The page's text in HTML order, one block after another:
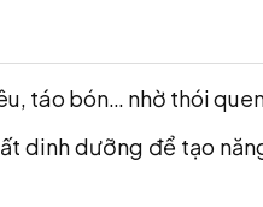
táo bón… nhờ thói
dinh dưỡng để tạo